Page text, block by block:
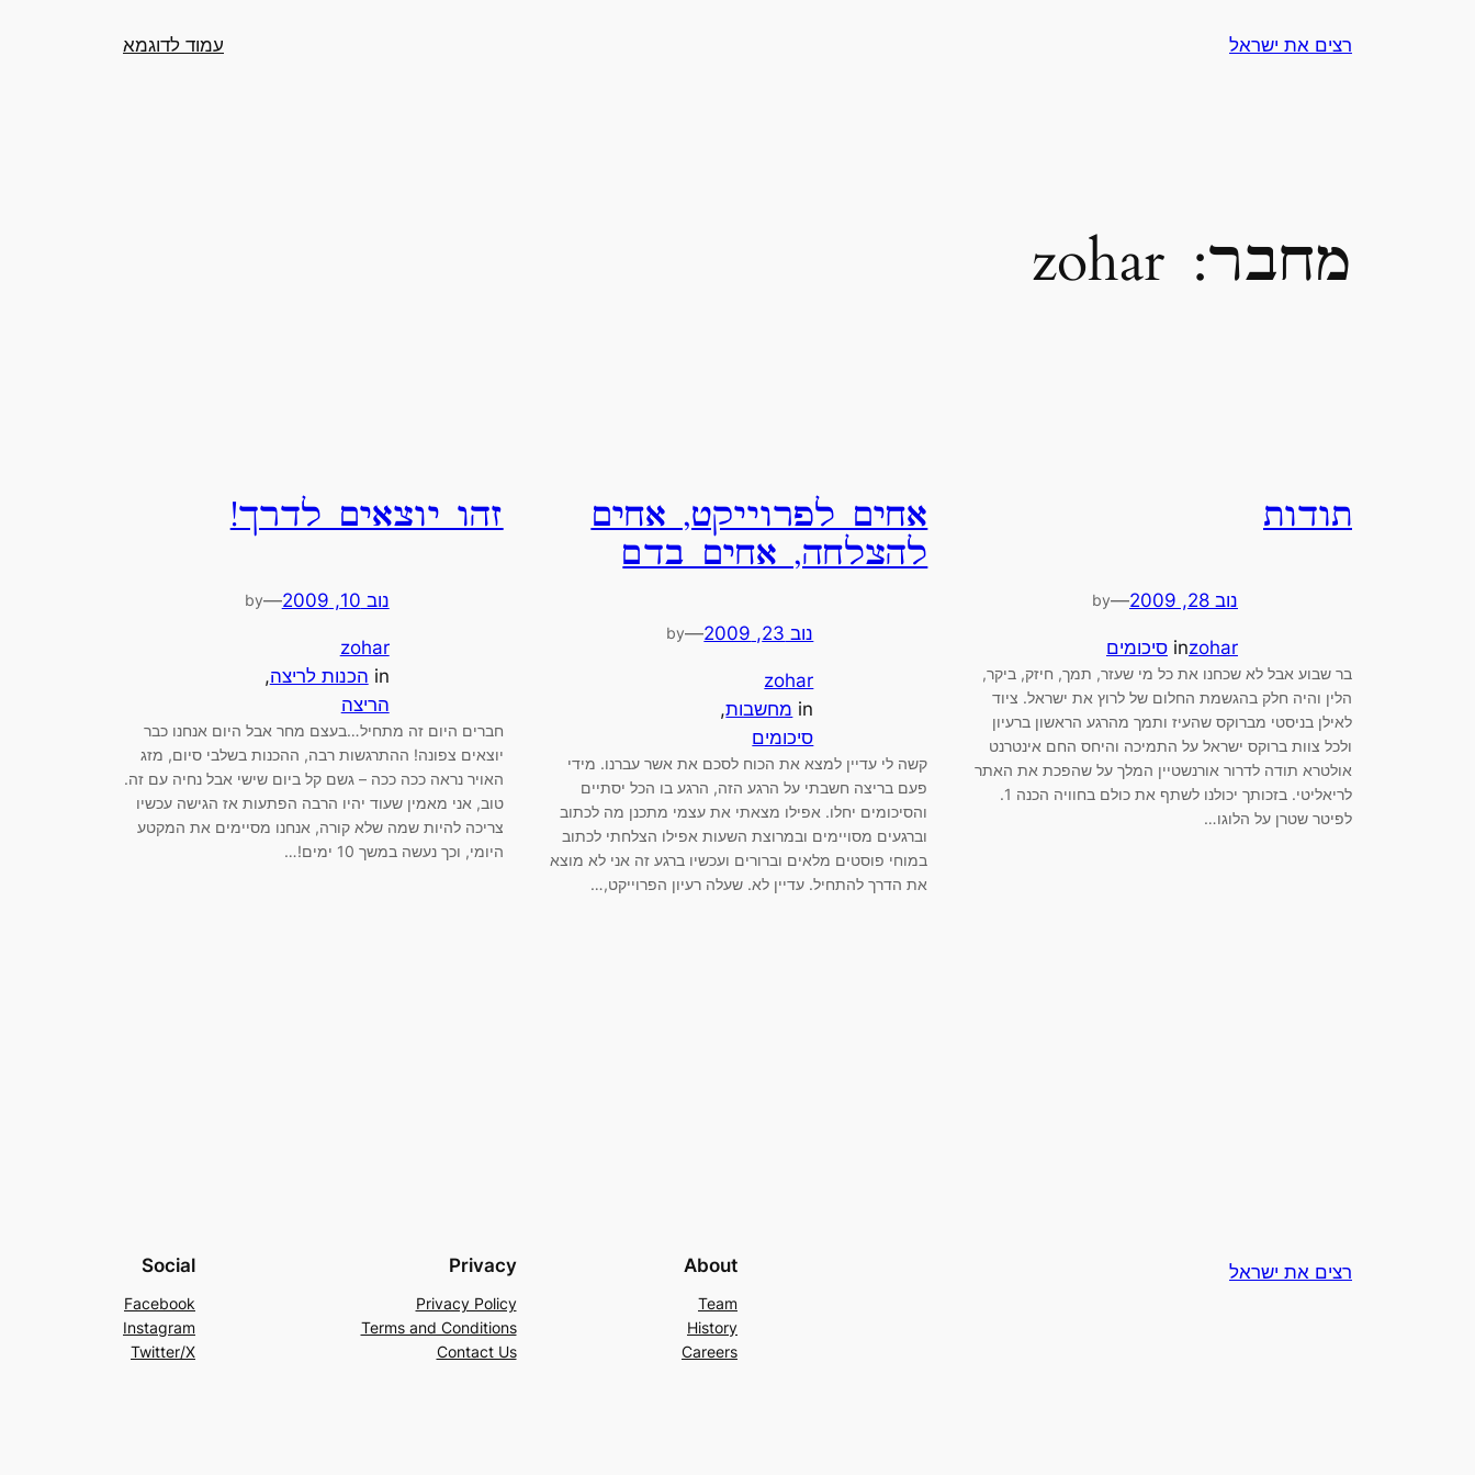
רצים את ישראל עמוד לדוגמא
מחבר: zohar
תודות
נוב 28, 2009 —
by
zohar
in סיכומים
בר שבוע אבל לא שכחנו את כל מי שעזר, תמך, חיזק, ביקר,
הלין והיה חלק בהגשמת החלום של לרוץ את ישראל. ציוד
לאילן בניסטי מברוקס שהעיז ותמך מהרגע הראשון ברעיון
ולכל צוות ברוקס ישראל על התמיכה והיחס החם אינטרנט
אולטרא תודה לדרור אורנשטיין המלך על שהפכת את האתר
לריאליטי. בזכותך יכולנו לשתף את כולם בחוויה הכנה 1.
לפיטר שטרן על הלוגו…
אחים לפרוייקט, אחים
להצלחה, אחים בדם
נוב 23, 2009 —
by
zohar
in מחשבות,
סיכומים
קשה לי עדיין למצא את הכוח לסכם את אשר עברנו. מידי
פעם בריצה חשבתי על הרגע הזה, הרגע בו הכל יסתיים
והסיכומים יחלו. אפילו מצאתי את עצמי מתכנן מה לכתוב
וברגעים מסויימים ובמרוצת השעות אפילו הצלחתי לכתוב
במוחי פוסטים מלאים וברורים ועכשיו ברגע זה אני לא מוצא
את הדרך להתחיל. עדיין לא. שעלה רעיון הפרוייקט,…
זהו יוצאים לדרך!
נוב 10, 2009 —
by
zohar
in הכנות לריצה,
הריצה
חברים היום זה מתחיל…בעצם מחר אבל היום אנחנו כבר
יוצאים צפונה! ההתרגשות רבה, ההכנות בשלבי סיום, מזג
האויר נראה ככה ככה – גשם קל ביום שישי אבל נחיה עם זה.
טוב, אני מאמין שעוד יהיו הרבה הפתעות אז הגישה עכשיו
צריכה להיות שמה שלא קורה, אנחנו מסיימים את המקטע
היומי, וכך נעשה במשך 10 ימים!…
רצים את ישראל About
Team
History
Careers
Privacy
Privacy Policy
Terms and Conditions
Contact Us
Social
Facebook
Instagram
Twitter/X